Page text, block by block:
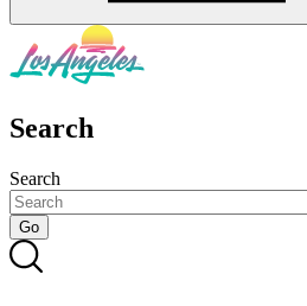
Search
Search